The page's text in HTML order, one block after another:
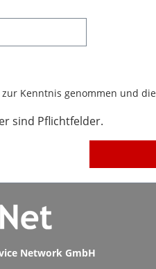
zur Kenntnis genommen und die
sind Pflichtfelder.
Network GmbH